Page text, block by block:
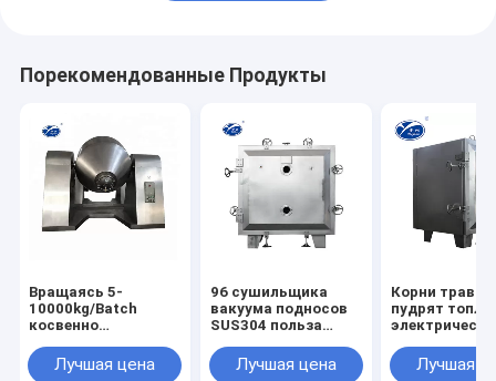
Порекомендованные Продукты
Вращаясь 5-
10000kg/Batch
косвенно
сухой тип
сушильщика
Лучшая цена
96 сушильщика
вакуума подносов
SUS304 польза
фармацевтическая
Лучшая цена
Корни травы
пудрят
вакуума 35-
более сухое
Лучшая